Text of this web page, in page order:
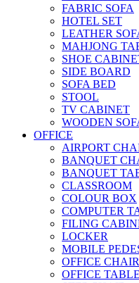
FABRIC SOFA
HOTEL SET
LEATHER
MAHJONG
SHOE
SIDE BOARD
SOFA BED
STOOL
TV CABINET
WOODEN
OFFICE
AIRPORT
BANQUET
BANQUET
CLASSROOM
COLOUR BOX
COMPUTER
FILING
LOCKER
MOBILE
OFFICE CHAIR
OFFICE